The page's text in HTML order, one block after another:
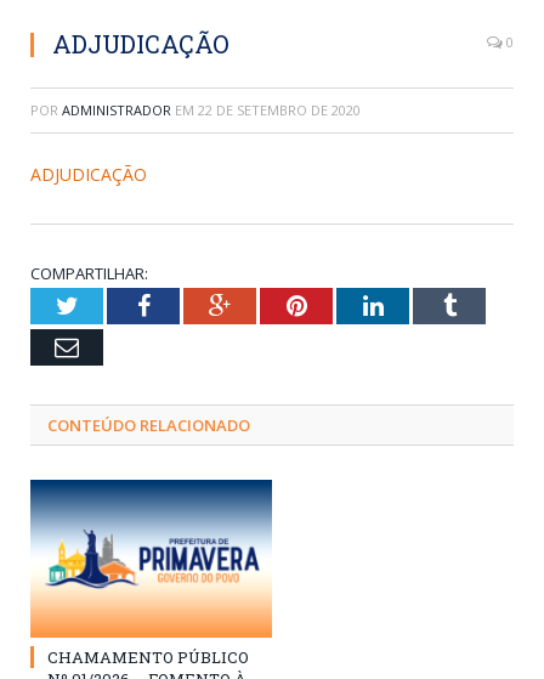
ADJUDICAÇÃO 0
POR ADMINISTRADOR EM 22 DE SETEMBRO DE 2020
ADJUDICAÇÃO
COMPARTILHAR:
TwitterFacebookGoogle+PinterestLinkedInTumblr
Email
CONTEÚDO RELACIONADO
CHAMAMENTO PÚBLICO